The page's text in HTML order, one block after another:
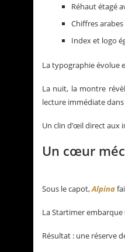
Réhaut étagé
Chiffres
Index et logo
La typographie évolue
La nuit, la montre
lecture immédiate dans
Un clin d’œil direct aux
Un cœur
Sous le capot,Alpina
La Startimer
Résultat : une réserve